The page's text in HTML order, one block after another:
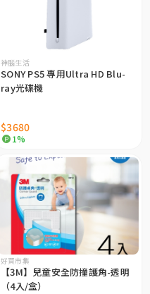
神腦生活
SONY PS5 專用Ultra HD Blu-
ray光碟機
$3680
1%
好買市集
【3M】兒童安全防撞護角-透明
（4入/盒）